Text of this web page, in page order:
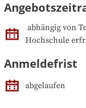
abhängig von
Hochschule
Anmeldefrist
abgelaufen